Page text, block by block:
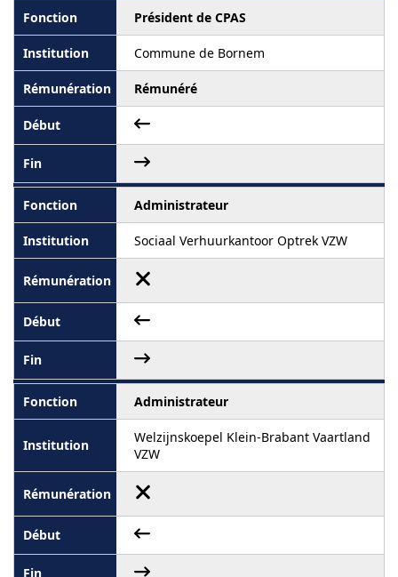
Président de CPAS
Commune de Bornem
Rémunéré
Administrateur
Sociaal Verhuurkantoor Optrek VZW
Administrateur
Welzijnskoepel Klein-Brabant Vaartland
VZW